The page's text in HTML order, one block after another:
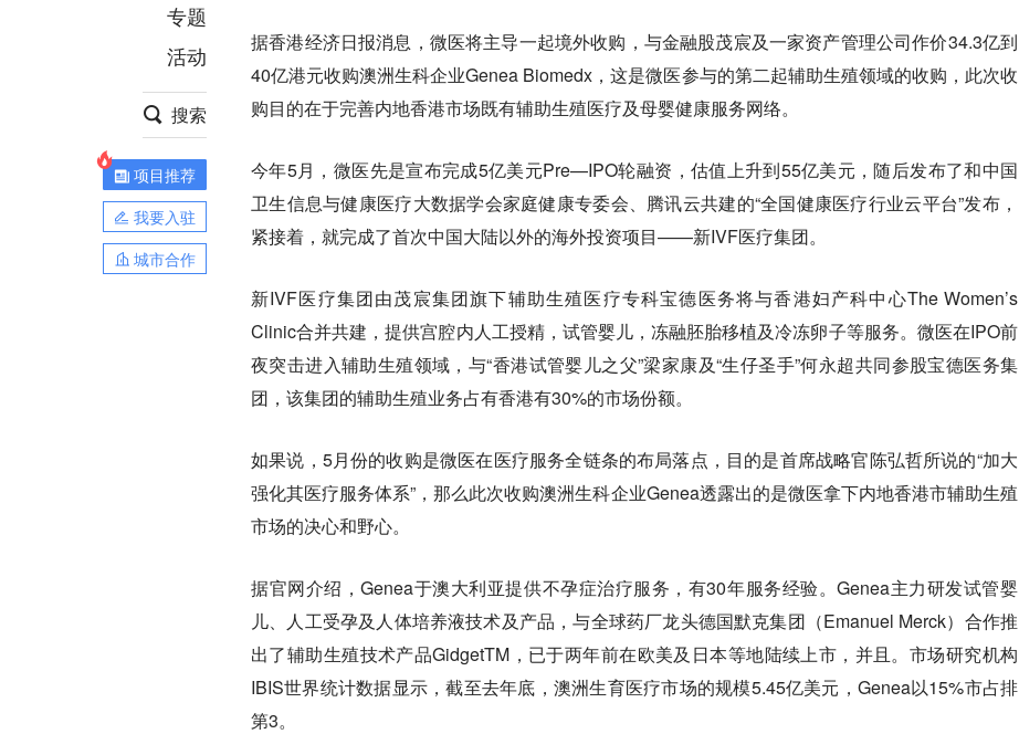
项目推荐
安徽
专题
活动
搜索
项目推荐
我要入驻
城市合作
据香港经济日报消息，微医将主导一起境外收购，与金融股茂宸及一家资产管理公司作价34.3亿到
40亿港元收购澳洲生科企业Genea Biomedx，这是微医参与的第二起辅助生殖领域的收购，此次收
购目的在于完善内地香港市场既有辅助生殖医疗及母婴健康服务网络。
今年5月，微医先是宣布完成5亿美元Pre—IPO轮融资，估值上升到55亿美元，随后发布了和中国
卫生信息与健康医疗大数据学会家庭健康专委会、腾讯云共建的“全国健康医疗行业云平台”发布，
紧接着，就完成了首次中国大陆以外的海外投资项目——新IVF医疗集团。
新IVF医疗集团由茂宸集团旗下辅助生殖医疗专科宝德医务将与香港妇产科中心The Women’s
Clinic合并共建，提供宫腔内人工授精，试管婴儿，冻融胚胎移植及冷冻卵子等服务。微医在IPO前
夜突击进入辅助生殖领域，与“香港试管婴儿之父”梁家康及“生仔圣手”何永超共同参股宝德医务集
团，该集团的辅助生殖业务占有香港有30%的市场份额。
如果说，5月份的收购是微医在医疗服务全链条的布局落点，目的是首席战略官陈弘哲所说的“加大
强化其医疗服务体系”，那么此次收购澳洲生科企业Genea透露出的是微医拿下内地香港市辅助生殖
市场的决心和野心。
据官网介绍，Genea于澳大利亚提供不孕症治疗服务，有30年服务经验。Genea主力研发试管婴
儿、人工受孕及人体培养液技术及产品，与全球药厂龙头德国默克集团（Emanuel Merck）合作推
出了辅助生殖技术产品GidgetTM，已于两年前在欧美及日本等地陆续上市，并且。市场研究机构
IBIS世界统计数据显示，截至去年底，澳洲生育医疗市场的规模5.45亿美元，Genea以15%市占排
第3。